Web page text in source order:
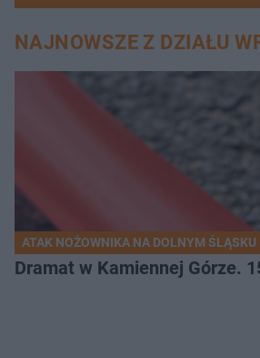
NAJNOWSZE Z DZIAŁU
ATAK NOŻOWNIKA NA DOLNYM ŚLĄSKU
Dramat w Kamiennej Górze.